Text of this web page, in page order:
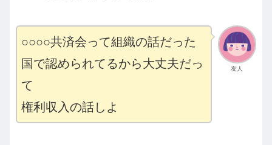
友人
○○○○共済会って組織の話だった
国で認められてるから大丈夫だっ
て
権利収入の話しよ